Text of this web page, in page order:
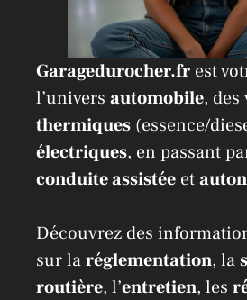
Garagedurocher.fr est
l’univers automobile, des
thermiques (essence/
électriques, en passant
conduite assistée et
Découvrez des
sur laréglementation, la
routière, l’entretien, les